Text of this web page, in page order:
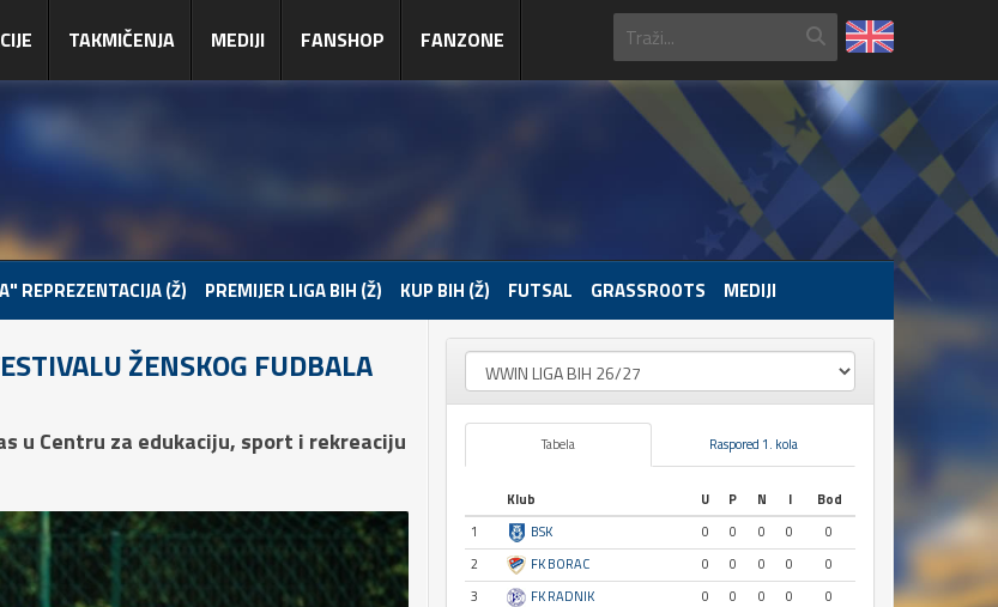
TAKMIČENJA MEDIJI FANSHOP FANZONE
REPREZENTACIJA (Ž) PREMIJER LIGA BIH (Ž) KUP BIH (Ž) FUTSAL GRASSROOTS MEDIJI
ŽENSKOG FUDBALA
u Centru za edukaciju, sport i rekreaciju
Tabela Raspored 1. kola
Klub U P N I
Bod
1
BSK 0 0 0 0
0
2
FK BORAC 0 0 0 0
0
3
FK RADNIK 0 0 0 0
0